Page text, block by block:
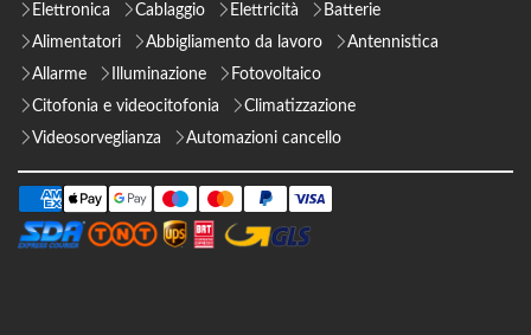
Elettronica
Cablaggio Elettricità
Batterie
Alimentatori
Abbigliamento da lavoro
Antennistica
Allarme
Illuminazione
Fotovoltaico
Citofonia e videocitofonia
Climatizzazione
Videosorveglianza
Automazioni cancello